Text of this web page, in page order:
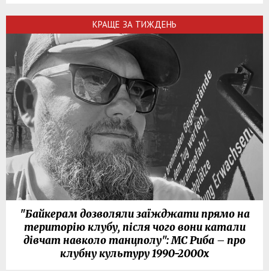
КРАЩЕ ЗА ТИЖДЕНЬ
"Байкерам дозволяли заїжджати прямо на
територію клубу, після чого вони катали
дівчат навколо танцполу": МС Риба – про
клубну культуру 1990-2000х